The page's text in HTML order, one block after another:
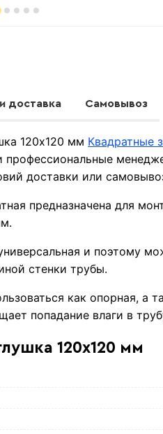
доставка Самовывоз
120х120 мм Квадратные
доставки или
предназначена для
и поэтому
стенки трубы.
как опорная, а
попадание влаги в
120х120 мм